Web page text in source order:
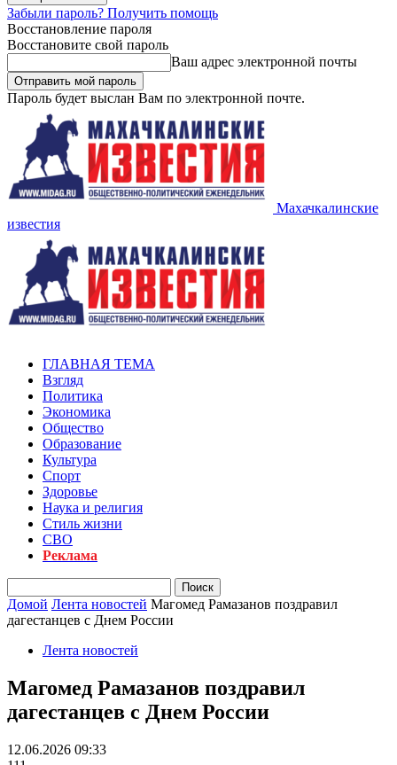
Забыли пароль? Получить помощь
Восстановление пароля
Восстановите свой пароль
Ваш адрес электронной почты
Пароль будет выслан Вам по электронной почте.
Махачкалинские
известия
ГЛАВНАЯ ТЕМА
Взгляд
Политика
Экономика
Общество
Образование
Культура
Спорт
Здоровье
Наука и религия
Стиль жизни
СВО
Реклама
Домой Лента новостей Магомед Рамазанов поздравил
дагестанцев с Днем России
Лента новостей
Магомед Рамазанов поздравил
дагестанцев с Днем России
12.06.2026 09:33